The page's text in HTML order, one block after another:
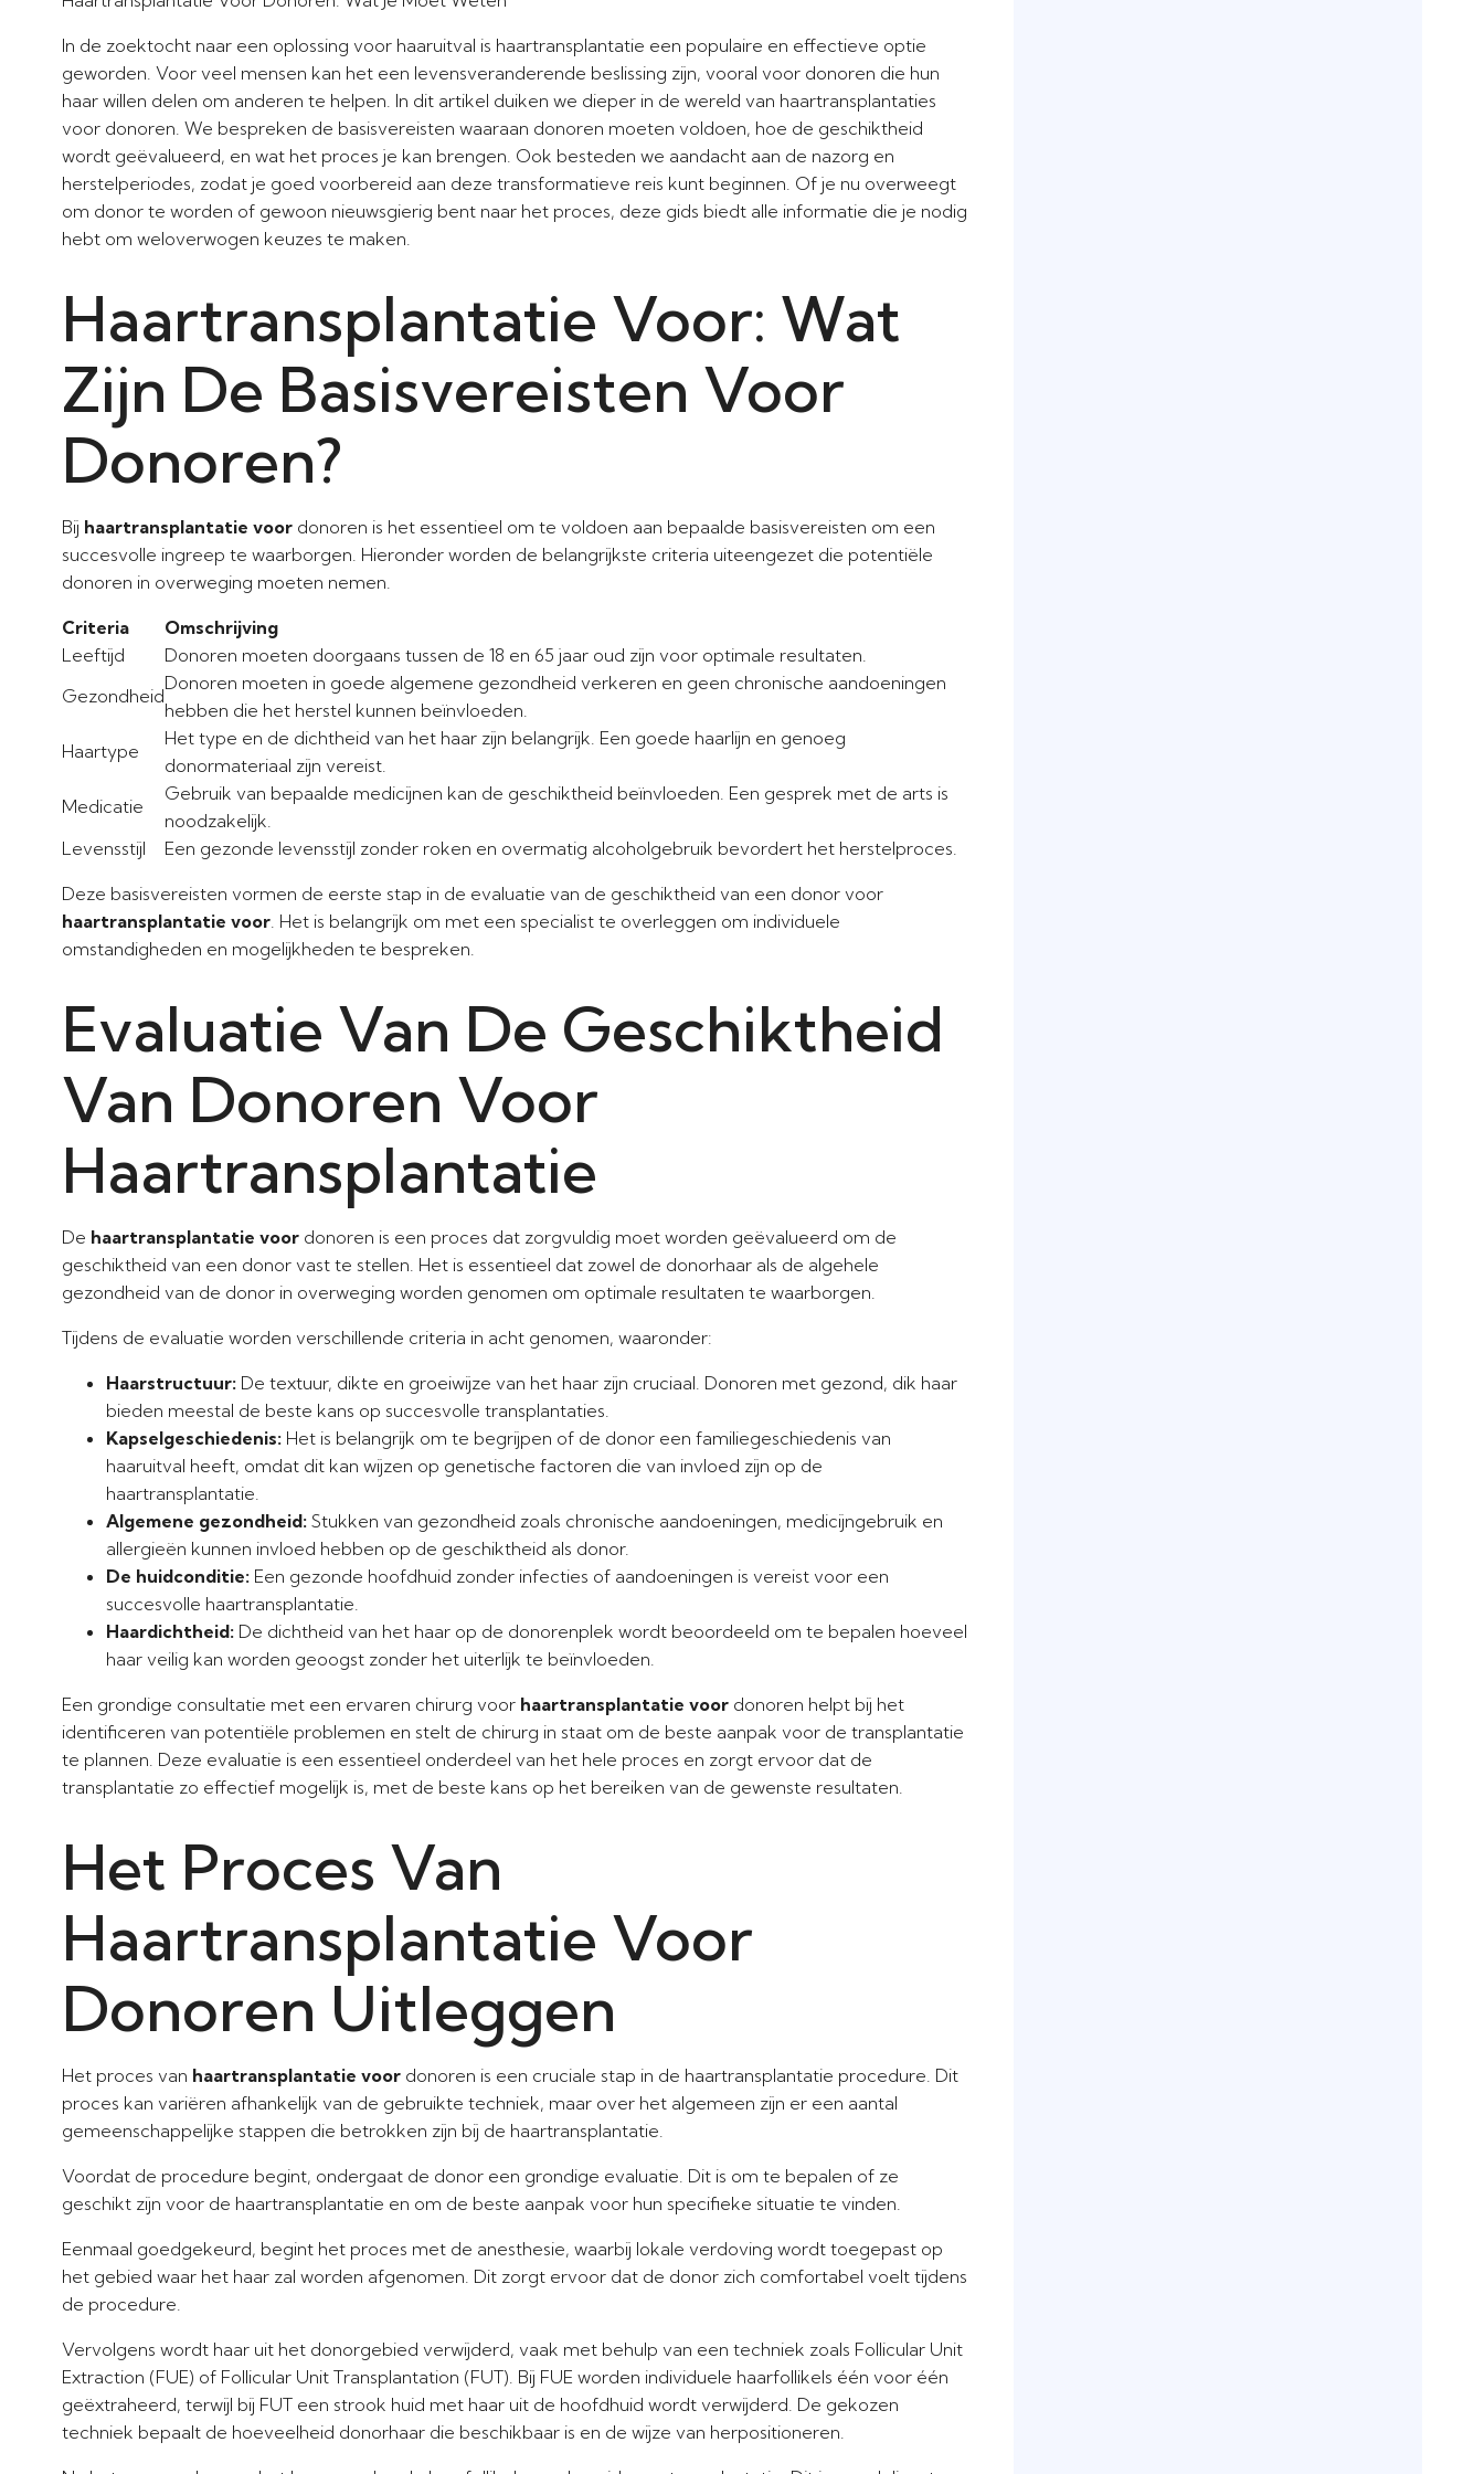
In de zoektocht naar een oplossing voor haaruitval is haartransplantatie een populaire en effectieve optie
geworden. Voor veel mensen kan het een levensveranderende beslissing zijn, vooral voor donoren die hun
haar willen delen om anderen te helpen. In dit artikel duiken we dieper in de wereld van haartransplantaties
voor donoren. We bespreken de basisvereisten waaraan donoren moeten voldoen, hoe de geschiktheid
wordt geëvalueerd, en wat het proces je kan brengen. Ook besteden we aandacht aan de nazorg en
herstelperiodes, zodat je goed voorbereid aan deze transformatieve reis kunt beginnen. Of je nu overweegt
om donor te worden of gewoon nieuwsgierig bent naar het proces, deze gids biedt alle informatie die je nodig
hebt om weloverwogen keuzes te maken.
Haartransplantatie Voor: Wat
Zijn De Basisvereisten Voor
Donoren?
Bij haartransplantatie voor donoren is het essentieel om te voldoen aan bepaalde basisvereisten om een
succesvolle ingreep te waarborgen. Hieronder worden de belangrijkste criteria uiteengezet die potentiële
donoren in overweging moeten nemen.
Criteria
Omschrijving
Leeftijd
Donoren moeten doorgaans tussen de 18 en 65 jaar oud zijn voor optimale resultaten.
Gezondheid
Donoren moeten in goede algemene gezondheid verkeren en geen chronische aandoeningen
hebben die het herstel kunnen beïnvloeden.
Haartype
Het type en de dichtheid van het haar zijn belangrijk. Een goede haarlijn en genoeg
donormateriaal zijn vereist.
Medicatie
Gebruik van bepaalde medicijnen kan de geschiktheid beïnvloeden. Een gesprek met de arts is
noodzakelijk.
Levensstijl
Een gezonde levensstijl zonder roken en overmatig alcoholgebruik bevordert het herstelproces.
Deze basisvereisten vormen de eerste stap in de evaluatie van de geschiktheid van een donor voor
haartransplantatie voor . Het is belangrijk om met een specialist te overleggen om individuele
omstandigheden en mogelijkheden te bespreken.
Evaluatie Van De Geschiktheid
Van Donoren Voor
Haartransplantatie
De haartransplantatie voor donoren is een proces dat zorgvuldig moet worden geëvalueerd om de
geschiktheid van een donor vast te stellen. Het is essentieel dat zowel de donorhaar als de algehele
gezondheid van de donor in overweging worden genomen om optimale resultaten te waarborgen.
Tijdens de evaluatie worden verschillende criteria in acht genomen, waaronder:
Haarstructuur: De textuur, dikte en groeiwijze van het haar zijn cruciaal. Donoren met gezond, dik haar
bieden meestal de beste kans op succesvolle transplantaties.
Kapselgeschiedenis: Het is belangrijk om te begrijpen of de donor een familiegeschiedenis van
haaruitval heeft, omdat dit kan wijzen op genetische factoren die van invloed zijn op de
haartransplantatie.
Algemene gezondheid: Stukken van gezondheid zoals chronische aandoeningen, medicijngebruik en
allergieën kunnen invloed hebben op de geschiktheid als donor.
De huidconditie: Een gezonde hoofdhuid zonder infecties of aandoeningen is vereist voor een
succesvolle haartransplantatie.
Haardichtheid: De dichtheid van het haar op de donorenplek wordt beoordeeld om te bepalen hoeveel
haar veilig kan worden geoogst zonder het uiterlijk te beïnvloeden.
Een grondige consultatie met een ervaren chirurg voor haartransplantatie voor donoren helpt bij het
identificeren van potentiële problemen en stelt de chirurg in staat om de beste aanpak voor de transplantatie
te plannen. Deze evaluatie is een essentieel onderdeel van het hele proces en zorgt ervoor dat de
transplantatie zo effectief mogelijk is, met de beste kans op het bereiken van de gewenste resultaten.
Het Proces Van
Haartransplantatie Voor
Donoren Uitleggen
Het proces van haartransplantatie voor donoren is een cruciale stap in de haartransplantatie procedure. Dit
proces kan variëren afhankelijk van de gebruikte techniek, maar over het algemeen zijn er een aantal
gemeenschappelijke stappen die betrokken zijn bij de haartransplantatie.
Voordat de procedure begint, ondergaat de donor een grondige evaluatie. Dit is om te bepalen of ze
geschikt zijn voor de haartransplantatie en om de beste aanpak voor hun specifieke situatie te vinden.
Eenmaal goedgekeurd, begint het proces met de anesthesie, waarbij lokale verdoving wordt toegepast op
het gebied waar het haar zal worden afgenomen. Dit zorgt ervoor dat de donor zich comfortabel voelt tijdens
de procedure.
Vervolgens wordt haar uit het donorgebied verwijderd, vaak met behulp van een techniek zoals Follicular Unit
Extraction (FUE) of Follicular Unit Transplantation (FUT). Bij FUE worden individuele haarfollikels één voor één
geëxtraheerd, terwijl bij FUT een strook huid met haar uit de hoofdhuid wordt verwijderd. De gekozen
techniek bepaalt de hoeveelheid donorhaar die beschikbaar is en de wijze van herpositioneren.